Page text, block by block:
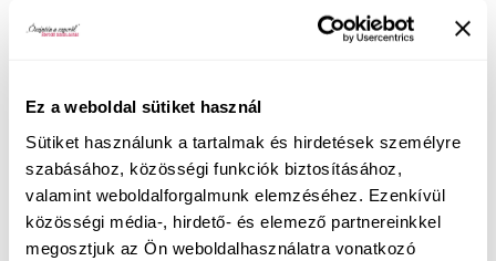
Ez a weboldal sütiket használ
Sütiket használunk a tartalmak és hirdetések személyre
szabásához, közösségi funkciók biztosításához,
valamint weboldalforgalmunk elemzéséhez. Ezenkívül
közösségi média-, hirdető- és elemező partnereinkkel
megosztjuk az Ön weboldalhasználatra vonatkozó
életterületünk is!
online kurzusomba, első kézből
Várlak szeretettel téged is!
Én is megtalálom a gyönyöröm!